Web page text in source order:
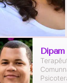
Dipam